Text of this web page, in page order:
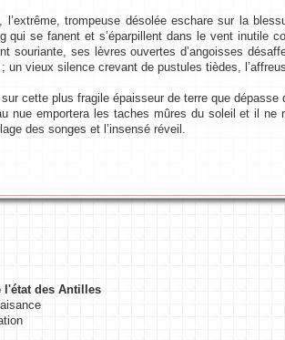
trompeuse désolée eschare sur la
qui se fanent et s’éparpillent dans le vent inutile
souriante, ses lèvres ouvertes d’angoisses
un vieux silence crevant de pustules tièdes,
cette plus fragile épaisseur de terre que
nue emportera les taches mûres du soleil et il ne
des songes et l’insensé réveil.
l'état des Antilles